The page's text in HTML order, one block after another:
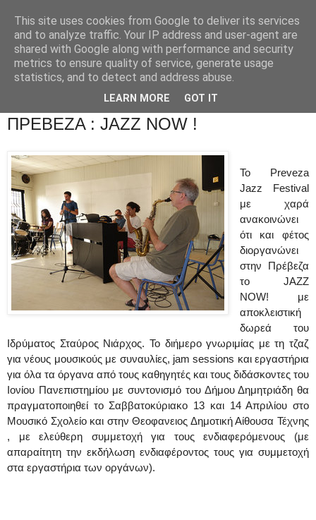
ΠΡΕΒΕΖΑ : JAZZ NOW !
To Preveza
Jazz Festival
με χαρά
ανακοινώνει
ότι και φέτος
διοργανώνει
στην Πρέβεζα
το JAZZ
NOW! με
αποκλειστική
δωρεά του
Ιδρύματος Σταύρος Νιάρχος. Το διήμερο γνωριμίας με τη τζαζ
για νέους μουσικούς με συναυλίες, jam sessions και εργαστήρια
για όλα τα όργανα από τους καθηγητές και τους διδάσκοντες του
Ιονίου Πανεπιστημίου με συντονισμό του Δήμου Δημητριάδη θα
πραγματοποιηθεί το Σαββατοκύριακο 13 και 14 Απριλίου στο
Μουσικό Σχολείο και στην Θεοφανειος Δημοτική Αίθουσα Τέχνης
, με ελεύθερη συμμετοχή για τους ενδιαφερόμενους (με
απαραίτητη την εκδήλωση ενδιαφέροντος τους για συμμετοχή
στα εργαστήρια των οργάνων).
This site uses cookies from Google to deliver its services
and to analyze traffic. Your IP address and user-agent are
shared with Google along with performance and security
metrics to ensure quality of service, generate usage
statistics, and to detect and address abuse.
LEARN MORE GOT IT